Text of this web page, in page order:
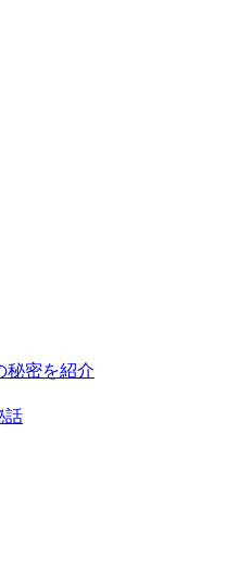
秘密を紹介
話